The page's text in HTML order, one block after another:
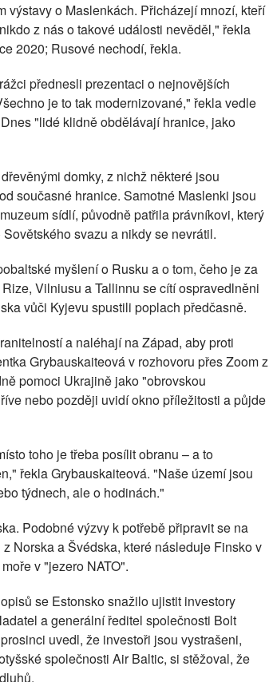
výstavy o Maslenkách. Přicházejí mnozí, kteří
z nás o takové události nevěděl," řekla
2020; Rusové nechodí, řekla.
přednesli prezentaci o nejnovějších
je to tak modernizované," řekla vedle
"lidé klidně obdělávají hranice, jako
domky, z nichž některé jsou
současné hranice. Samotné Maslenki jsou
sídlí, původně patřila právníkovi, který
svazu a nikdy se nevrátil.
myšlení o Rusku a o tom, čeho je za
Vilniusu a Tallinnu se cítí ospravedlněni
vůči Kyjevu spustili poplach předčasně.
a naléhají na Západ, aby proti
Grybauskaiteová v rozhovoru přes Zoom z
pomoci Ukrajině jako "obrovskou
nebo později uvidí okno příležitosti a půjde
toho je třeba posílit obranu – a to
řekla Grybauskaiteová. "Naše území jsou
týdnech, ale o hodinách."
Podobné výzvy k potřebě připravit se na
Norska a Švédska, které následuje Finsko v
v "jezero NATO".
se Estonsko snažilo ujistit investory
a generální ředitel společnosti Bolt
uvedl, že investoři jsou vystrašeni,
společnosti Air Baltic, si stěžoval, že